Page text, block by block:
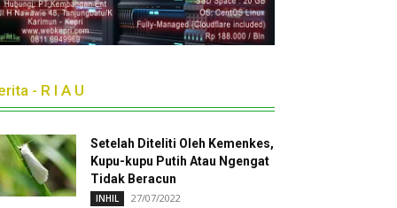
- R I A U
Setelah Diteliti Oleh Kemenkes,
Kupu-kupu Putih Atau Ngengat
Tidak Beracun
INHIL 27/07/2022